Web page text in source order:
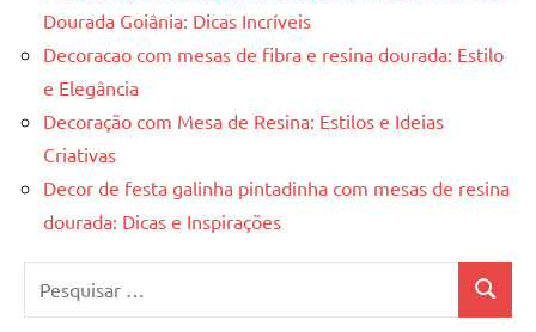
Dourada Goiânia: Dicas Incríveis
Decoracao com mesas de fibra e resina dourada: Estilo
e Elegância
Decoração com Mesa de Resina: Estilos e Ideias
Criativas
Decor de festa galinha pintadinha com mesas de resina
dourada: Dicas e Inspirações